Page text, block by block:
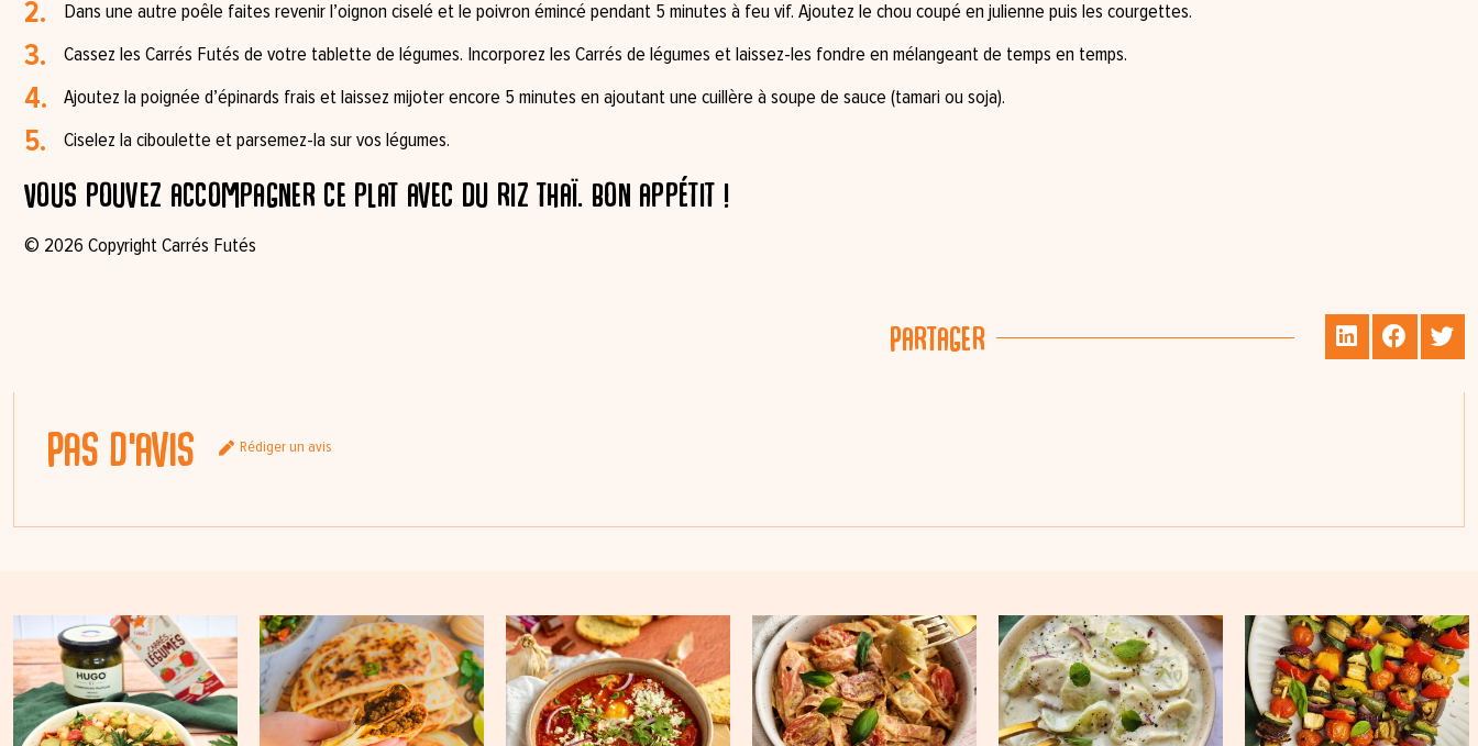
Dans une autre poêle faites revenir l’oignon ciselé et le poivron émincé pendant 5 minutes à feu vif. Ajoutez le chou coupé en julienne puis les courgettes.
Cassez les Carrés Futés de votre tablette de légumes. Incorporez les Carrés de légumes et laissez-les fondre en mélangeant de temps en temps.
Ajoutez la poignée d’épinards frais et laissez mijoter encore 5 minutes en ajoutant une cuillère à soupe de sauce (tamari ou soja).
Ciselez la ciboulette et parsemez-la sur vos légumes.
Vous pouvez accompagner ce plat avec du riz thaï. Bon appétit !
© 2026 Copyright Carrés Futés
Partager
Pas d'avis Rédiger un avis